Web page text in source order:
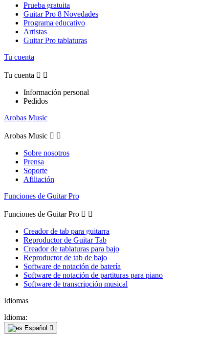
Prueba gratuita
Guitar Pro 8 Novedades
Programa educativo
Artistas
Guitar Pro tablaturas
Tu cuenta
Tu cuenta  
Información personal
Pedidos
Arobas Music
Arobas Music  
Sobre nosotros
Prensa
Soporte
Afiliación
Funciones de Guitar Pro
Funciones de Guitar Pro  
Creador de tab para guitarra
Reproductor de Guitar Tab
Creador de tablaturas para bajo
Reproductor de tab de bajo
Software de notación de batería
Software de notación de partituras para piano
Software de transcripción musical
Idiomas
Idioma:
Español 